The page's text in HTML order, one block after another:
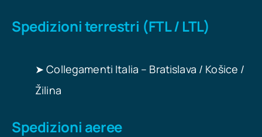
Spedizioni terrestri (FTL / LTL)
➤ Collegamenti Italia – Bratislava / Košice /
Žilina
Spedizioni aeree